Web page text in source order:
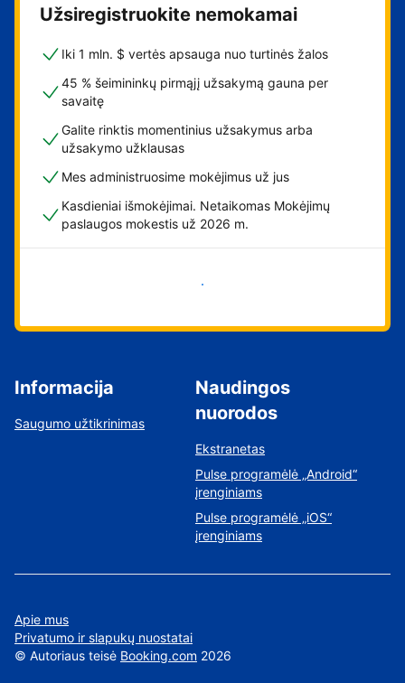
Užsiregistruokite nemokamai
Iki 1 mln. $ vertės apsauga nuo turtinės žalos
45 % šeimininkų pirmąjį užsakymą gauna per
savaitę
Galite rinktis momentinius užsakymus arba
užsakymo užklausas
Mes administruosime mokėjimus už jus
Kasdieniai išmokėjimai. Netaikomas Mokėjimų
paslaugos mokestis už 2026 m.
Pradėti
Informacija
Saugumo užtikrinimas
Naudingos
nuorodos
Ekstranetas
Pulse programėlė „Android“
įrenginiams
Pulse programėlė „iOS“
įrenginiams
Apie mus
Privatumo ir slapukų nuostatai
© Autoriaus teisė Booking.com 2026